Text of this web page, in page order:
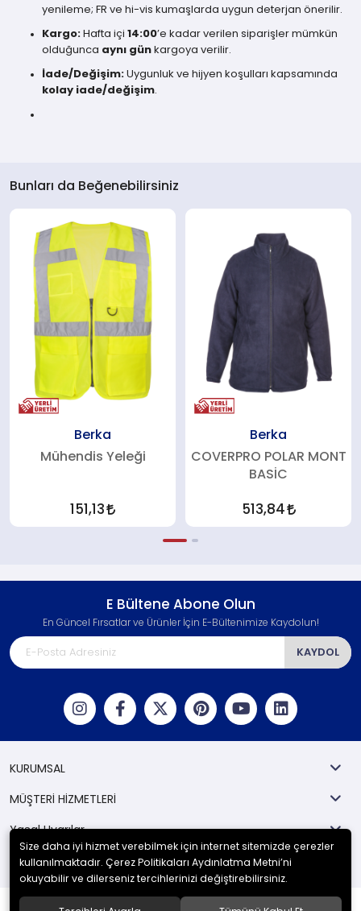
yenileme; FR ve hi-vis kumaşlarda uygun deterjan önerilir.
Kargo: Hafta içi 14:00’e kadar verilen siparişler mümkün
olduğunca aynı gün kargoya verilir.
İade/Değişim: Uygunluk ve hijyen koşulları kapsamında
kolay iade/değişim
Bunları da Beğenebilirsiniz
Berka
Mühendis Yeleği
151,13
Berka
COVERPRO POLAR MONT
BASİC
513,84
E Bültene Abone Olun
En Güncel Fırsatlar ve Ürünler İçin E-Bültenimize Kaydolun!
KAYDOL
KURUMSAL
MÜŞTERİ HİZMETLERİ
Yasal Uyarılar
Kategoriler
Size daha iyi hizmet verebilmek için internet sitemizde çerezler
kullanılmaktadır. Çerez Politikaları Aydınlatma Metni’ni
okuyabilir ve dilerseniz tercihlerinizi değiştirebilirsiniz.